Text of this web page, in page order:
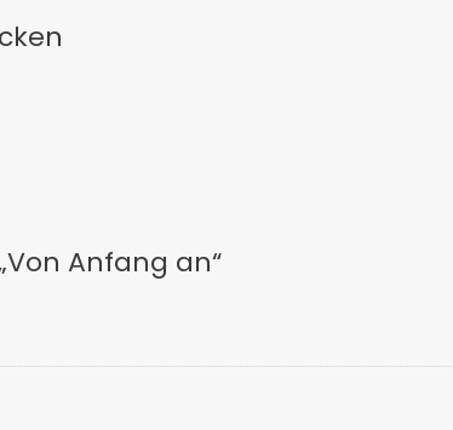
Anfang an“